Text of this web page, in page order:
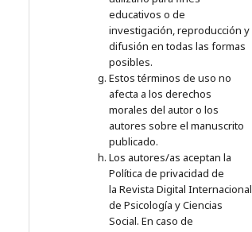
educativos o de
investigación, reproducción y
difusión en todas las formas
posibles.
Estos términos de uso no
afecta a los derechos
morales del autor o los
autores sobre el manuscrito
publicado.
Los autores/as aceptan la
Política de privacidad de
la Revista Digital Internacional
de Psicología y Ciencias
Social. En caso de